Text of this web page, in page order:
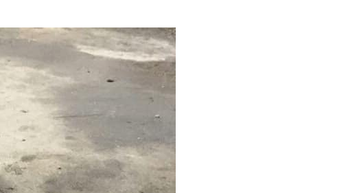
ВИД РАБОТ
Капитальный ремонт
АВТОМОБИЛЬ
Volkswagen Tiguan